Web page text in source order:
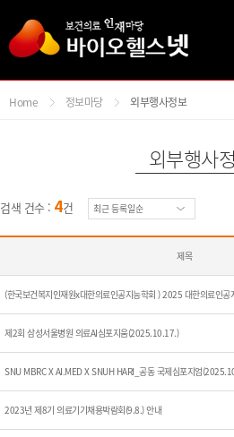
Home 정보마당 외부행사정보
외부행사
검색 건수 : 4건
제목
(한국보건복지인재원x대한의료인공지능학회 ) 2025 대한의료인
제2회 삼성서울병원 의료AI심포지움(2025.10.17.)
SNU MBRC X AI.MED X SNUH HARI_공동 국제심포지엄
2023년 제8기 의료기기채용박람회(9.8.) 안내